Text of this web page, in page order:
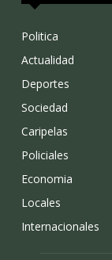
Politica
Actualidad
Deportes
Sociedad
Caripelas
Policiales
Economia
Locales
Internacionales